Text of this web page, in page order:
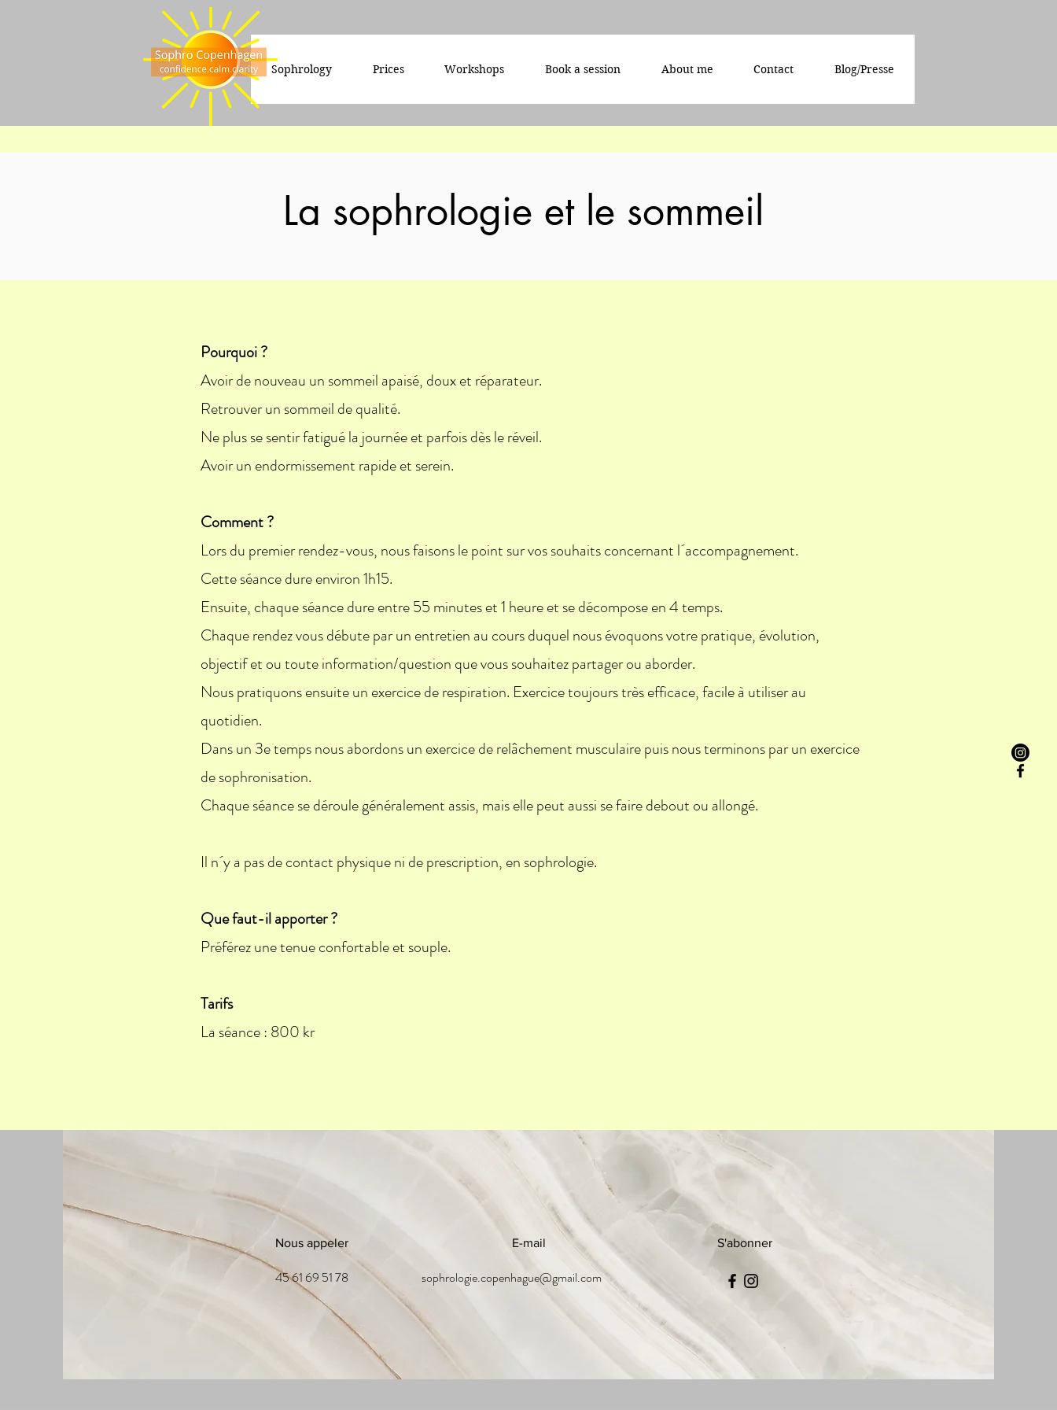
Sophrology Prices Workshops Book a session About me Contact Blog/Presse
La sophrologie et le sommeil
Pourquoi ?
Avoir de nouveau un sommeil apaisé, doux et réparateur.
Retrouver un sommeil de qualité.
Ne plus se sentir fatigué la journée et parfois dès le réveil.
Avoir un endormissement rapide et serein.
Comment ?
Lors du premier rendez-vous, nous faisons le point sur vos souhaits concernant l´accompagnement.
Cette séance dure environ 1h15.
Ensuite, chaque séance dure entre 55 minutes et 1 heure et se décompose en 4 temps.
Chaque rendez vous débute par un entretien au cours duquel nous évoquons votre pratique, évolution,
objectif et ou toute information/question que vous souhaitez partager ou aborder.
Nous pratiquons ensuite un exercice de respiration. Exercice toujours très efficace, facile à utiliser au
quotidien.
Dans un 3e temps nous abordons un exercice de relâchement musculaire puis nous terminons par un exercice
de sophronisation.
Chaque séance se déroule généralement assis, mais elle peut aussi se faire debout ou allongé.
Il n´y a pas de contact physique ni de prescription, en sophrologie.
Que faut-il apporter ?
Préférez une tenue confortable et souple.
Tarifs
La séance : 800 kr
Nous appeler
45 61 69 51 78
E-mail
sophrologie.copenhague@gmail.com
S'abonner